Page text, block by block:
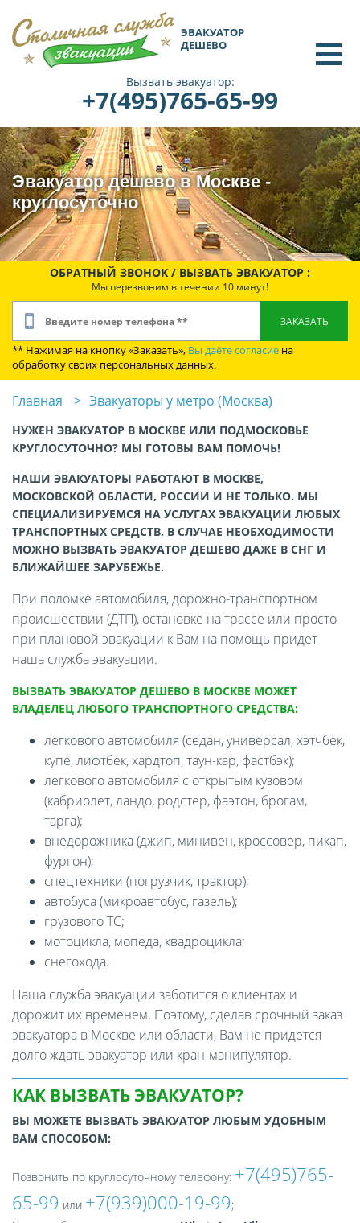
ЭВАКУАТОР
ДЕШЕВО
Вызвать эвакуатор:
+7(495)765-65-99
Эвакуатор дешево в Москве -
круглосуточно
ОБРАТНЫЙ ЗВОНОК / ВЫЗВАТЬ ЭВАКУАТОР :
Мы перезвоним в течении 10 минут!
** Нажимая на кнопку «Заказать», Вы даёте согласие на
обработку своих персональных данных.
Главная Эвакуаторы у метро (Москва)
НУЖЕН ЭВАКУАТОР В МОСКВЕ ИЛИ ПОДМОСКОВЬЕ
КРУГЛОСУТОЧНО? МЫ ГОТОВЫ ВАМ ПОМОЧЬ!
НАШИ ЭВАКУАТОРЫ РАБОТАЮТ В МОСКВЕ,
МОСКОВСКОЙ ОБЛАСТИ, РОССИИ И НЕ ТОЛЬКО. МЫ
СПЕЦИАЛИЗИРУЕМСЯ НА УСЛУГАХ ЭВАКУАЦИИ ЛЮБЫХ
ТРАНСПОРТНЫХ СРЕДСТВ. В СЛУЧАЕ НЕОБХОДИМОСТИ
МОЖНО ВЫЗВАТЬ ЭВАКУАТОР ДЕШЕВО ДАЖЕ В СНГ И
БЛИЖАЙШЕЕ ЗАРУБЕЖЬЕ.
При поломке автомобиля, дорожно-транспортном
происшествии (ДТП), остановке на трассе или просто
при плановой эвакуации к Вам на помощь придет
наша служба эвакуации.
ВЫЗВАТЬ ЭВАКУАТОР ДЕШЕВО В МОСКВЕ МОЖЕТ
ВЛАДЕЛЕЦ ЛЮБОГО ТРАНСПОРТНОГО СРЕДСТВА:
легкового автомобиля (седан, универсал, хэтчбек,
купе, лифтбек, хардтоп, таун-кар, фастбэк);
легкового автомобиля с открытым кузовом
(кабриолет, ландо, родстер, фаэтон, брогам,
тарга);
внедорожника (джип, минивен, кроссовер, пикап,
фургон);
спецтехники (погрузчик, трактор);
автобуса (микроавтобус, газель);
грузового ТС;
мотоцикла, мопеда, квадроцикла;
снегохода.
Наша служба эвакуации заботится о клиентах и
дорожит их временем. Поэтому, сделав срочный заказ
эвакуатора в Москве или области, Вам не придется
долго ждать эвакуатор или кран-манипулятор.
КАК ВЫЗВАТЬ ЭВАКУАТОР?
ВЫ МОЖЕТЕ ВЫЗВАТЬ ЭВАКУАТОР ЛЮБЫМ УДОБНЫМ
ВАМ СПОСОБОМ:
Позвонить по круглосуточному телефону: +7(495)765-
65-99 или +7(939)000-19-99;